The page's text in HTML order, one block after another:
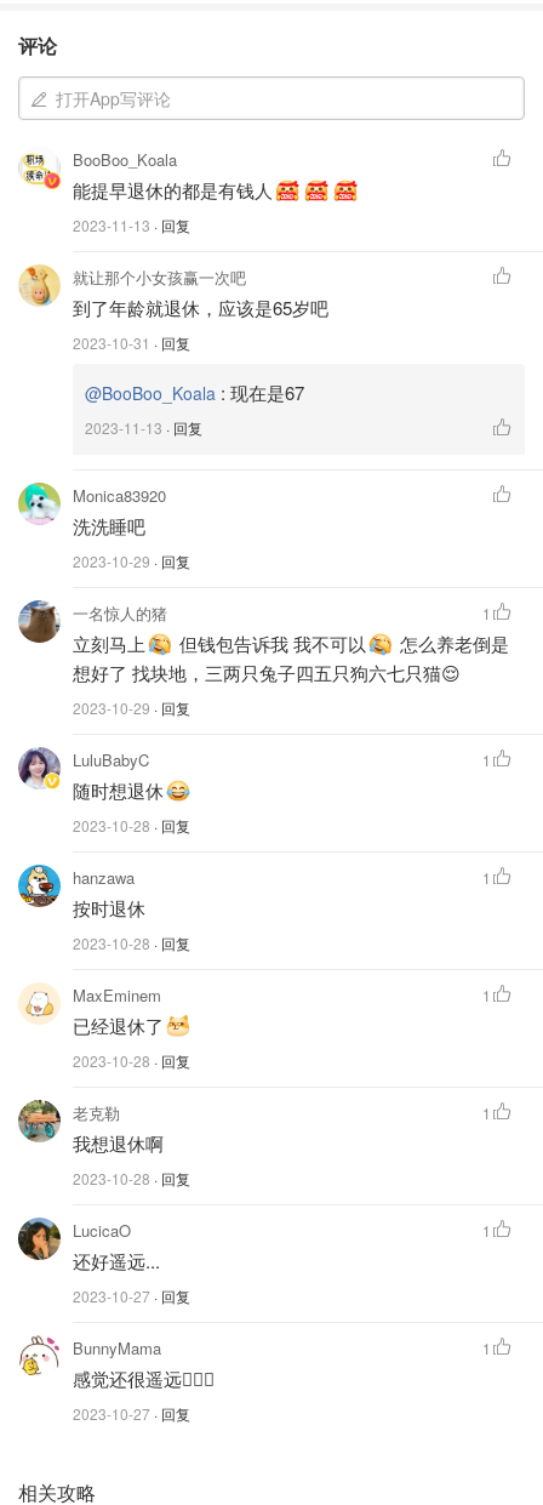
评论
打开App写评论
BooBoo_Koala
能提早退休的都是有钱人
2023-11-13 · 回复
就让那个小女孩赢一次吧
到了年龄就退休，应该是65岁吧
2023-10-31 · 回复
@BooBoo_Koala : 现在是67
2023-11-13 · 回复
Monica83920
洗洗睡吧
2023-10-29 · 回复
一名惊人的猪
立刻马上 但钱包告诉我 我不可以
怎么养老倒是
想好了 找块地，三两只兔子四五只狗六七只猫😌
2023-10-29 · 回复
1
LuluBabyC
随时想退休
2023-10-28 · 回复
1
hanzawa
按时退休
2023-10-28 · 回复
1
MaxEminem
已经退休了
2023-10-28 · 回复
1
老克勒
我想退休啊
2023-10-28 · 回复
1
LucicaO
还好遥远...
2023-10-27 · 回复
1
BunnyMama
感觉还很遥远🤦🏻‍♀️
2023-10-27 · 回复
1
相关攻略